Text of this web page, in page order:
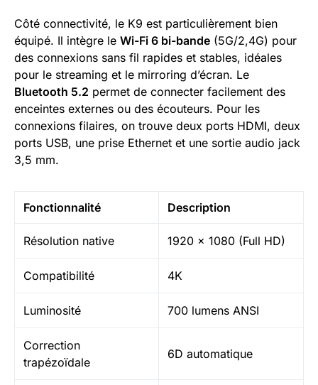
Côté connectivité, le K9 est particulièrement bien
équipé. Il intègre le Wi-Fi 6 bi-bande (5G/2,4G) pour
des connexions sans fil rapides et stables, idéales
pour le streaming et le mirroring d’écran. Le
Bluetooth 5.2 permet de connecter facilement des
enceintes externes ou des écouteurs. Pour les
connexions filaires, on trouve deux ports HDMI, deux
ports USB, une prise Ethernet et une sortie audio jack
3,5 mm.
Fonctionnalité Description
Résolution native 1920 x 1080 (Full HD)
Compatibilité 4K
Luminosité 700 lumens ANSI
Correction
trapézoïdale
6D automatique